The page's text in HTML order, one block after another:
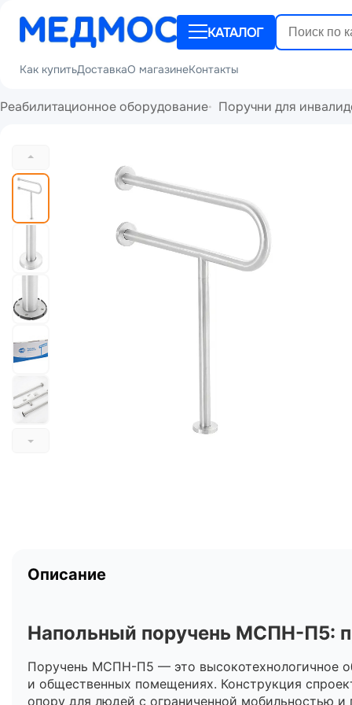
КАТАЛОГ
Как купитьДоставкаО магазинеКонтакты
Реабилитационное оборудование Поручни для
Описание
Напольный поручень МСПН-П5:
Поручень МСПН-П5 — это высокотехнологичное
и общественных помещениях. Конструкция
опору для людей с ограниченной мобильностью и